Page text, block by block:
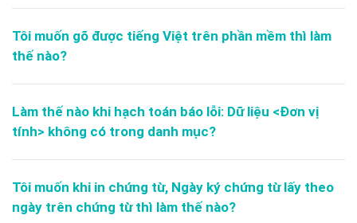
Tôi muốn gõ được tiếng Việt trên phần mềm thì làm
thế nào?
Làm thế nào khi hạch toán báo lỗi: Dữ liệu <Đơn vị
tính> không có trong danh mục?
Tôi muốn khi in chứng từ, Ngày ký chứng từ lấy theo
ngày trên chứng từ thì làm thế nào?